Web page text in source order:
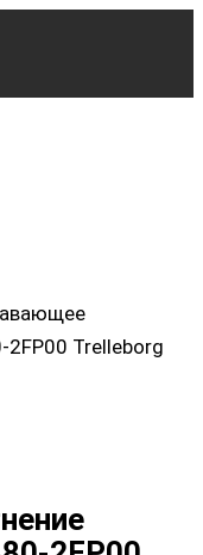
2FP00 Trelleborg